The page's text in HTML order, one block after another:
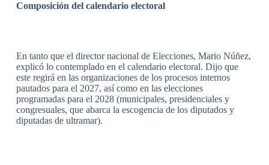
Composición del calendario electoral
En tanto que el director nacional de Elecciones, Mario Núñez,
explicó lo contemplado en el calendario electoral. Dijo que
este regirá en las organizaciones de los procesos internos
pautados para el 2027, así como en las elecciones
programadas para el 2028 (municipales, presidenciales y
congresuales, que abarca la escogencia de los diputados y
diputadas de ultramar).